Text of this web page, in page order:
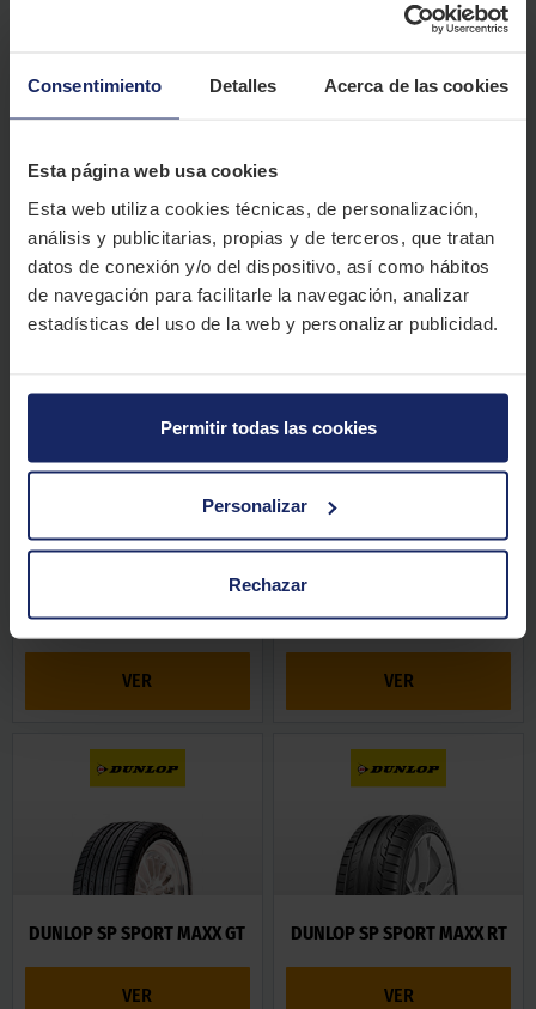
Consentimiento Detalles Acerca de las cookies
Esta página web usa cookies
Esta web utiliza cookies técnicas, de personalización,
análisis y publicitarias, propias y de terceros, que tratan
datos de conexión y/o del dispositivo, así como hábitos
de navegación para facilitarle la navegación, analizar
estadísticas del uso de la web y personalizar publicidad.
Permitir todas las cookies
Personalizar
Rechazar
4x4 Verano
DUNLOP SP SPORT 01 DUNLOP GRANDTREK PT2A
DUNLOP GRANDTREK AT20
VER
DUNLOP GRANDTREK ST20
VER
DUNLOP SP SPORT MAXX GT
VER
DUNLOP SP SPORT MAXX RT
VER